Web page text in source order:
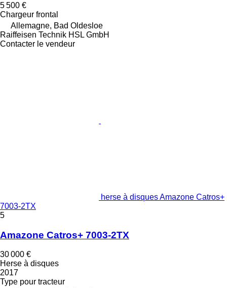
5 500 €
Chargeur frontal
Allemagne, Bad Oldesloe
Raiffeisen Technik HSL GmbH
Contacter le vendeur
herse à disques Amazone Catros+
7003-2TX
5
Amazone Catros+ 7003-2TX
30 000 €
Herse à disques
2017
Type pour tracteur